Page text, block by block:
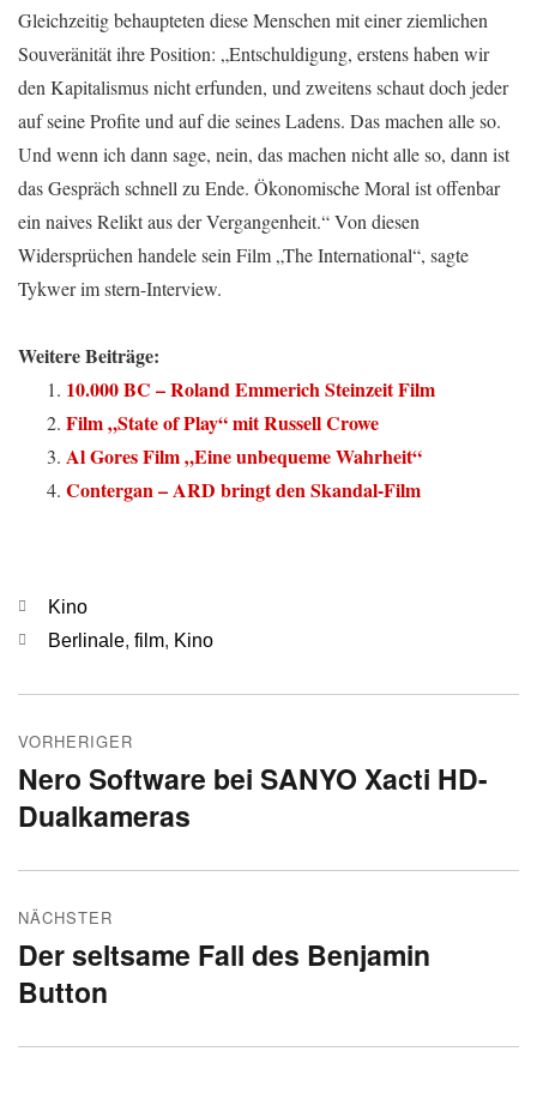
Gleichzeitig behaupteten diese Menschen mit einer ziemlichen
Souveränität ihre Position: „Entschuldigung, erstens haben wir
den Kapitalismus nicht erfunden, und zweitens schaut doch jeder
auf seine Profite und auf die seines Ladens. Das machen alle so.
Und wenn ich dann sage, nein, das machen nicht alle so, dann ist
das Gespräch schnell zu Ende. Ökonomische Moral ist offenbar
ein naives Relikt aus der Vergangenheit.“ Von diesen
Widersprüchen handele sein Film „The International“, sagte
Tykwer im stern-Interview.
Weitere Beiträge:
10.000 BC – Roland Emmerich Steinzeit Film
Film „State of Play“ mit Russell Crowe
Al Gores Film „Eine unbequeme Wahrheit“
Contergan – ARD bringt den Skandal-Film
Kategorien
Kino
Schlagwörter
Berlinale, film, Kino
VORHERIGER
Vorheriger
Beitrag:
Nero Software bei SANYO Xacti HD-
Dualkameras
NÄCHSTER
Nächster
Beitrag:
Der seltsame Fall des Benjamin
Button